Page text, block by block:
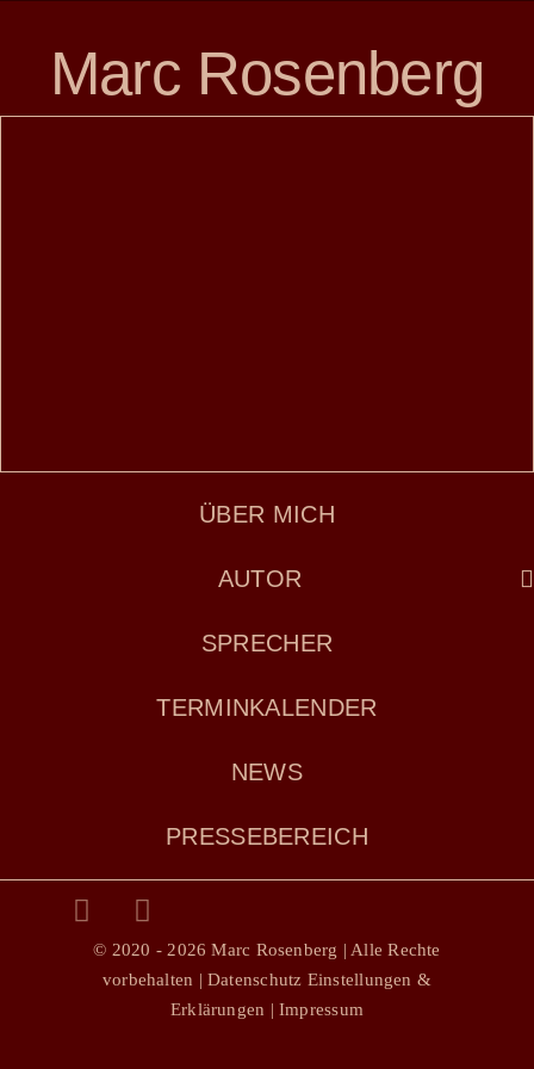
contentMarc Rosenberg
ÜBER MICH
AUTOR
SPRECHER
TERMINKALENDER
NEWS
PRESSEBEREICH
© 2020 - 2026 Marc Rosenberg | Alle Rechte
vorbehalten |Datenschutz Einstellungen &
Erklärungen |Impressum